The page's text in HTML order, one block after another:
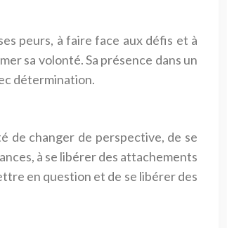
peurs, à faire face aux défis et à
sa volonté. Sa présence dans un
détermination.
de changer de perspective, de se
à se libérer des attachements
en question et de se libérer des